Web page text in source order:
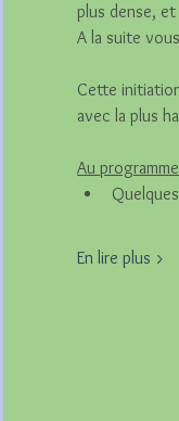
plus dense,
A la suite
Cette
avec la plus
Au
En lire plus >